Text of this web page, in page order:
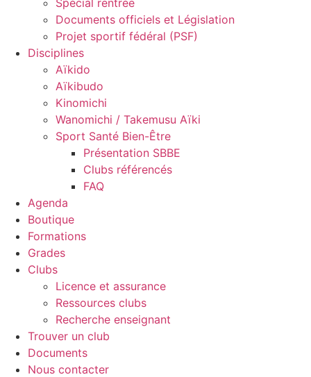
Spécial rentrée
Documents officiels et Législation
Projet sportif fédéral (PSF)
Disciplines
Aïkido
Aïkibudo
Kinomichi
Wanomichi / Takemusu Aïki
Sport Santé Bien-Être
Présentation SBBE
Clubs référencés
FAQ
Agenda
Boutique
Formations
Grades
Clubs
Licence et assurance
Ressources clubs
Recherche enseignant
Trouver un club
Documents
Nous contacter